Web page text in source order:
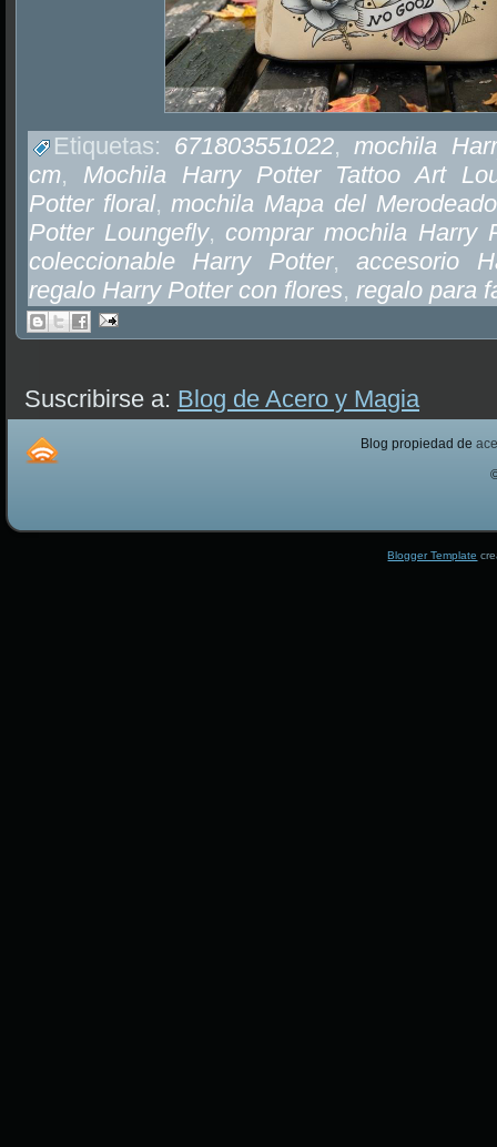
Etiquetas: 671803551022,mochila
cm, Mochila Harry Potter Tattoo Art
Potter floral,mochila Mapa del
Potter Loungefly, comprar mochila Harry
coleccionable Harry Potter,accesorio
regalo Harry Potter con flores, regalo para
Suscribirse a: Blog de Acero y Magia
Blog propiedad de
Blogger Template